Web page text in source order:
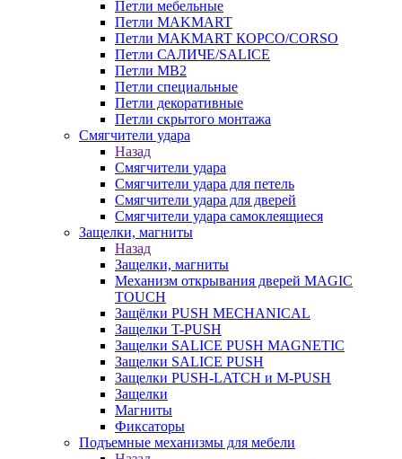
Петли мебельные
Петли MAKMART
Петли MAKMART КОРСО/CORSO
Петли САЛИЧЕ/SALICE
Петли MB2
Петли специальные
Петли декоративные
Петли скрытого монтажа
Смягчители удара
Назад
Смягчители удара
Смягчители удара для петель
Смягчители удара для дверей
Cмягчители удара самоклеящиеся
Защелки, магниты
Назад
Защелки, магниты
Механизм открывания дверей MAGIC
TOUCH
Защёлки PUSH MECHANICAL
Защелки T-PUSH
Защелки SALICE PUSH MAGNETIC
Защелки SALICE PUSH
Защелки PUSH-LATCH и M-PUSH
Защелки
Магниты
Фиксаторы
Подъемные механизмы для мебели